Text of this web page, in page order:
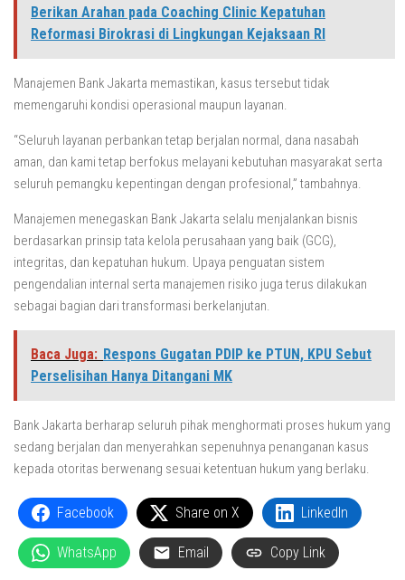
Berikan Arahan pada Coaching Clinic Kepatuhan
Reformasi Birokrasi di Lingkungan Kejaksaan RI
Manajemen Bank Jakarta memastikan, kasus tersebut tidak
memengaruhi kondisi operasional maupun layanan.
“Seluruh layanan perbankan tetap berjalan normal, dana nasabah
aman, dan kami tetap berfokus melayani kebutuhan masyarakat serta
seluruh pemangku kepentingan dengan profesional,” tambahnya.
Manajemen menegaskan Bank Jakarta selalu menjalankan bisnis
berdasarkan prinsip tata kelola perusahaan yang baik (GCG),
integritas, dan kepatuhan hukum. Upaya penguatan sistem
pengendalian internal serta manajemen risiko juga terus dilakukan
sebagai bagian dari transformasi berkelanjutan.
Baca Juga: Respons Gugatan PDIP ke PTUN, KPU Sebut
Perselisihan Hanya Ditangani MK
Bank Jakarta berharap seluruh pihak menghormati proses hukum yang
sedang berjalan dan menyerahkan sepenuhnya penanganan kasus
kepada otoritas berwenang sesuai ketentuan hukum yang berlaku.
Facebook Share on X LinkedIn
WhatsApp Email Copy Link